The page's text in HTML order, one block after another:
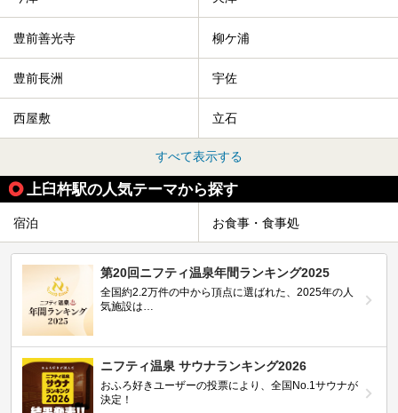
豊前善光寺 柳ケ浦
豊前長洲 宇佐
西屋敷 立石
すべて表示する
上臼杵駅の人気テーマから探す
宿泊 お食事・食事処
第20回ニフティ温泉年間ランキング2025
全国約2.2万件の中から頂点に選ばれた、2025年の人
気施設は…
ニフティ温泉 サウナランキング2026
おふろ好きユーザーの投票により、全国No.1サウナが
決定！